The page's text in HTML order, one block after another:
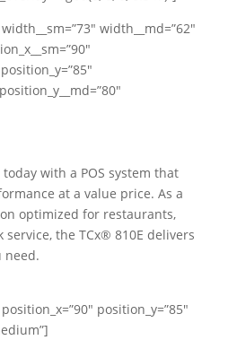
width__md=”62″
with a POS system that
at a value price. As a
optimized for restaurants,
the TCx® 810E delivers
need.
position_y=”85″